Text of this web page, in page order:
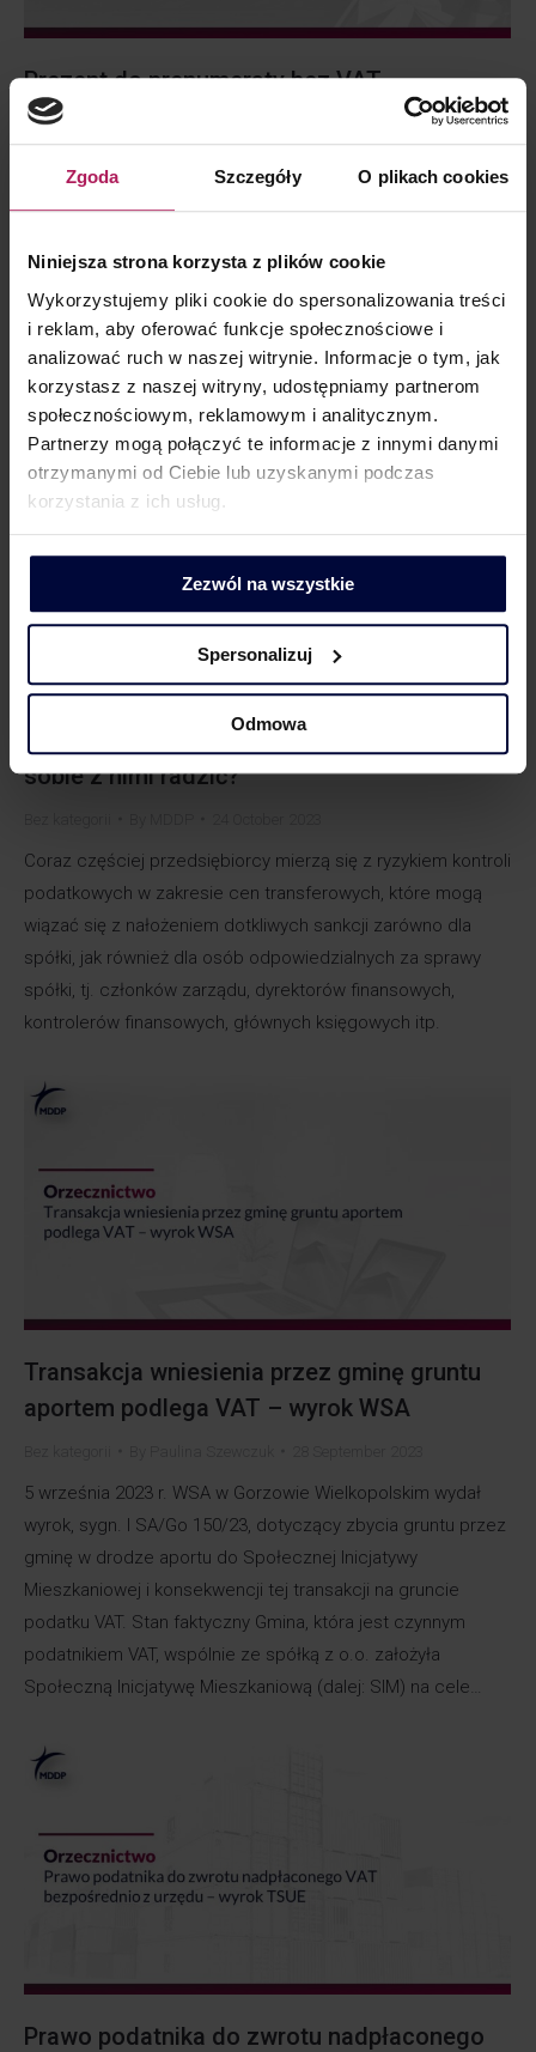
Zgoda Szczegóły O plikach cookies
Niniejsza strona korzysta z plików cookie
Wykorzystujemy pliki cookie do spersonalizowania treści
i reklam, aby oferować funkcje społecznościowe i
analizować ruch w naszej witrynie. Informacje o tym, jak
korzystasz z naszej witryny, udostępniamy partnerom
społecznościowym, reklamowym i analitycznym.
Partnerzy mogą połączyć te informacje z innymi danymi
otrzymanymi od Ciebie lub uzyskanymi podczas
korzystania z ich usług.
Zezwól na wszystkie
Spersonalizuj
Odmowa
Prezent do prenumeraty bez VAT
Bez kategorii 30 October 2023
TSUE orzekł, że prezenty do prenumeraty w postaci
Ich przekazanie jest świadczeniem pomocniczym w
stosunku do głównego, polegającego na dostawie
czasopism. Dostawa ta wchodzi w zakres „odpłatnej
dostawy towarów” i nie należy uważać jej za nieodpłatne
przekazanie towarów. Stan faktyczny Skarżąca –…
Podatek u źródła: praktyczne wyzwania i jak
sobie z nimi radzić?
Coraz częściej przedsiębiorcy mierzą się z ryzykiem kontroli
podatkowych w zakresie cen transferowych, które mogą
wiązać się z nałożeniem dotkliwych sankcji zarówno dla
spółki, jak również dla osób odpowiedzialnych za sprawy
spółki, tj. członków zarządu, dyrektorów finansowych,
kontrolerów finansowych, głównych księgowych itp.
Transakcja wniesienia przez gminę gruntu
aportem podlega VAT – wyrok WSA
5 września 2023 r. WSA w Gorzowie Wielkopolskim wydał
wyrok, sygn. I SA/Go 150/23, dotyczący zbycia gruntu przez
gminę w drodze aportu do Społecznej Inicjatywy
Mieszkaniowej i konsekwencji tej transakcji na gruncie
podatku VAT. Stan faktyczny Gmina, która jest czynnym
podatnikiem VAT, wspólnie ze spółką z o.o. założyła
Społeczną Inicjatywę Mieszkaniową (dalej: SIM) na cele…
Prawo podatnika do zwrotu nadpłaconego